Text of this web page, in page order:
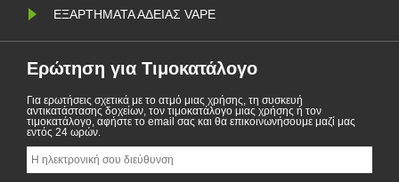
ΕΞΑΡΤΗΜΑΤΑ ΑΔΕΙΑΣ VAPE
Ερώτηση για Τιμοκατάλογο
Για ερωτήσεις σχετικά με το ατμό μιας χρήσης, τη συσκευή
αντικατάστασης δοχείων, τον τιμοκατάλογο μιας χρήσης ή τον
τιμοκατάλογο, αφήστε το email σας και θα επικοινωνήσουμε μαζί μας
εντός 24 ωρών.